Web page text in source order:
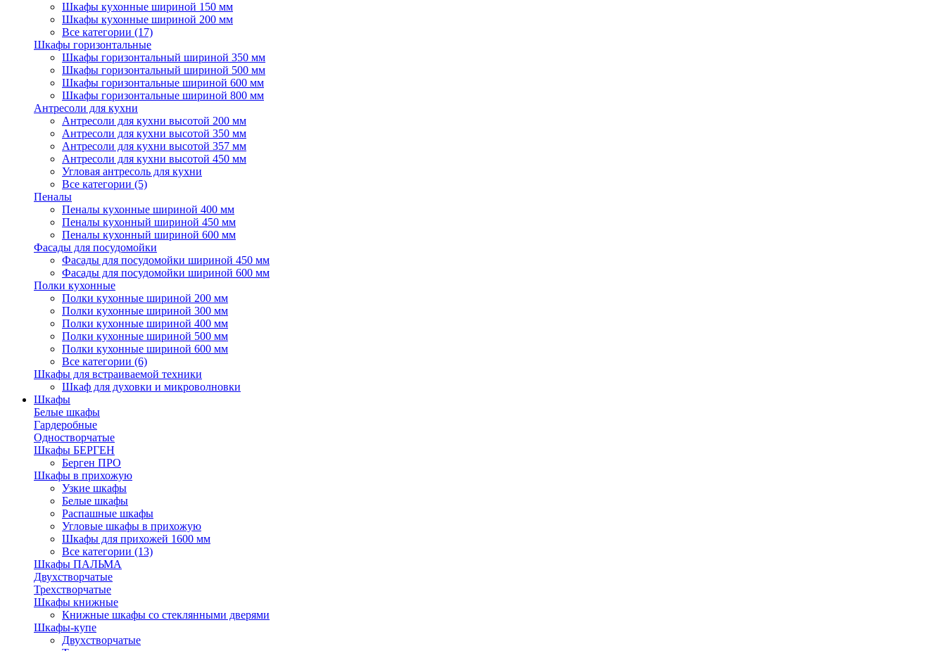
Шкафы кухонные шириной 150 мм
Шкафы кухонные шириной 200 мм
Все категории (17)
Шкафы горизонтальные
Шкафы горизонтальный шириной 350 мм
Шкафы горизонтальный шириной 500 мм
Шкафы горизонтальные шириной 600 мм
Шкафы горизонтальные шириной 800 мм
Антресоли для кухни
Антресоли для кухни высотой 200 мм
Антресоли для кухни высотой 350 мм
Антресоли для кухни высотой 357 мм
Антресоли для кухни высотой 450 мм
Угловая антресоль для кухни
Все категории (5)
Пеналы
Пеналы кухонные шириной 400 мм
Пеналы кухонный шириной 450 мм
Пеналы кухонный шириной 600 мм
Фасады для посудомойки
Фасады для посудомойки шириной 450 мм
Фасады для посудомойки шириной 600 мм
Полки кухонные
Полки кухонные шириной 200 мм
Полки кухонные шириной 300 мм
Полки кухонные шириной 400 мм
Полки кухонные шириной 500 мм
Полки кухонные шириной 600 мм
Все категории (6)
Шкафы для встраиваемой техники
Шкаф для духовки и микроволновки
Шкафы
Белые шкафы
Гардеробные
Одностворчатые
Шкафы БЕРГЕН
Берген ПРО
Шкафы в прихожую
Узкие шкафы
Белые шкафы
Распашные шкафы
Угловые шкафы в прихожую
Шкафы для прихожей 1600 мм
Все категории (13)
Шкафы ПАЛЬМА
Двухстворчатые
Трехстворчатые
Шкафы книжные
Книжные шкафы со стеклянными дверями
Шкафы-купе
Двухстворчатые